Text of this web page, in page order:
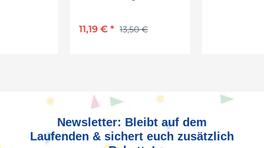
13,50 €
Newsletter: Bleibt auf dem
Laufenden & sichert euch zusätzlich